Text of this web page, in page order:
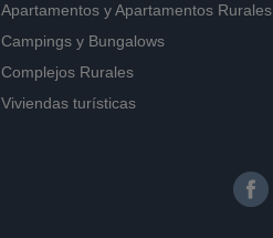
Apartamentos yApartamentos Rurales
Campings y Bungalows
Complejos Rurales
Viviendas turísticas